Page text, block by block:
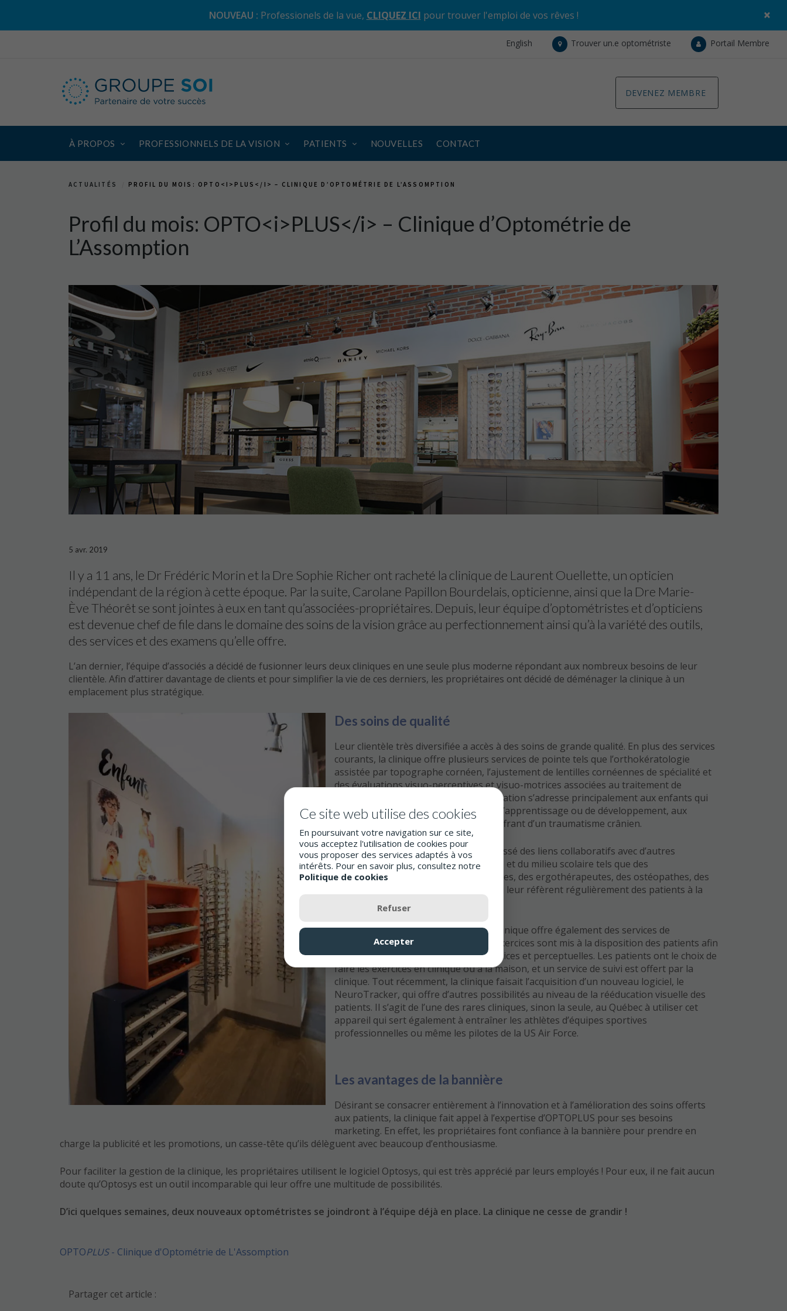
NOUVEAU : Professionels de la vue, CLIQUEZ ICI pour trouver l'emploi de vos rêves ! ×
English Trouver un.e optométriste Portail Membre
DEVENEZ MEMBRE
À PROPOS PROFESSIONNELS DE LA VISION PATIENTS NOUVELLES CONTACT
ACTUALITÉS PROFIL DU MOIS: OPTO<I>PLUS</I> – CLINIQUE D’OPTOMÉTRIE DE L’ASSOMPTION
Profil du mois: OPTO<i>PLUS</i> – Clinique d’Optométrie de
L’Assomption
5 avr. 2019
Il y a 11 ans, le Dr Frédéric Morin et la Dre Sophie Richer ont racheté la clinique de Laurent Ouellette, un opticien
indépendant de la région à cette époque. Par la suite, Carolane Papillon Bourdelais, opticienne, ainsi que la Dre Marie-
Ève Théorêt se sont jointes à eux en tant qu’associées-propriétaires. Depuis, leur équipe d’optométristes et d’opticiens
est devenue chef de file dans le domaine des soins de la vision grâce au perfectionnement ainsi qu’à la variété des outils,
des services et des examens qu’elle offre.
L’an dernier, l’équipe d’associés a décidé de fusionner leurs deux cliniques en une seule plus moderne répondant aux nombreux besoins de leur
clientèle. Afin d’attirer davantage de clients et pour simplifier la vie de ces derniers, les propriétaires ont décidé de déménager la clinique à un
emplacement plus stratégique.
Des soins de qualité
Leur clientèle très diversifiée a accès à des soins de grande qualité. En plus des services
courants, la clinique offre plusieurs services de pointe tels que l’orthokératologie
assistée par topographe cornéen, l’ajustement de lentilles cornéennes de spécialité et
des évaluations visuo-perceptives et visuo-motrices associées au traitement de
l’information visuelle. Ce genre d’évaluation s’adresse principalement aux enfants qui
ont des difficultés et/ou des troubles d’apprentissage ou de développement, aux
athlètes et à certaines personnes souffrant d’un traumatisme crânien.
Au fil du temps, les propriétaires ont tissé des liens collaboratifs avec d’autres
professionnels du domaine de la santé et du milieu scolaire tels que des
neuropsychologues, des orthophonistes, des ergothérapeutes, des ostéopathes, des
médecins et autres professionnels, qui leur réfèrent régulièrement des patients à la
Conséquemment aux évaluations, la clinique offre également des services de
rééducation visuelle. Une panoplie d’exercices sont mis à la disposition des patients afin
d’améliorer leurs fonctions visuo-motrices et perceptuelles. Les patients ont le choix de
faire les exercices en clinique ou à la maison, et un service de suivi est offert par la
clinique. Tout récemment, la clinique faisait l’acquisition d’un nouveau logiciel, le
NeuroTracker, qui offre d’autres possibilités au niveau de la rééducation visuelle des
patients. Il s’agit de l’une des rares cliniques, sinon la seule, au Québec à utiliser cet
appareil qui sert également à entraîner les athlètes d’équipes sportives
professionnelles ou même les pilotes de la US Air Force.
Les avantages de la bannière
Désirant se consacrer entièrement à l’innovation et à l’amélioration des soins offerts
aux patients, la clinique fait appel à l’expertise d’OPTOPLUS pour ses besoins
marketing. En effet, les propriétaires font confiance à la bannière pour prendre en
charge la publicité et les promotions, un casse-tête qu’ils délèguent avec beaucoup d’enthousiasme.
Pour faciliter la gestion de la clinique, les propriétaires utilisent le logiciel Optosys, qui est très apprécié par leurs employés ! Pour eux, il ne fait aucun
doute qu’Optosys est un outil incomparable qui leur offre une multitude de possibilités.
D’ici quelques semaines, deux nouveaux optométristes se joindront à l’équipe déjà en place. La clinique ne cesse de grandir !
OPTOPLUS- Clinique d'Optométrie de L'Assomption
Partager cet article :
Ce site web utilise des cookies
En poursuivant votre navigation sur ce site,
vous acceptez l'utilisation de cookies pour
vous proposer des services adaptés à vos
intérêts. Pour en savoir plus, consultez notre
Politique de cookies
Refuser
Accepter